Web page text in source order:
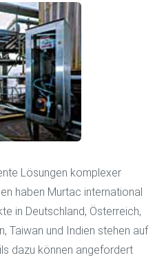
Lösungen komplexer
haben Murtac international
in Deutschland, Österreich,
Taiwan und Indien stehen auf
dazu können angefordert